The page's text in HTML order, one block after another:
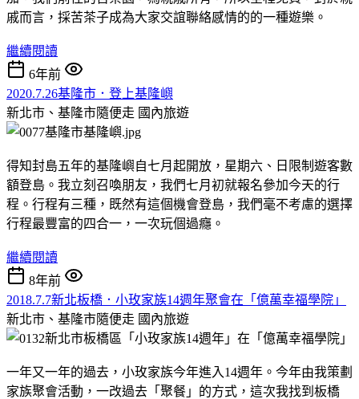
戚而言，採苦茶子成為大家交誼聯絡感情的的一種遊樂。
繼續閱讀
6年前
2020.7.26基隆市．登上基隆嶼
新北市、基隆市隨便走 國內旅遊
得知封島五年的基隆嶼自七月起開放，星期六、日限制遊客數
額登島。我立刻召喚朋友，我們七月初就報名參加今天的行
程。行程有三種，既然有這個機會登島，我們毫不考慮的選擇
行程最豐富的四合一，一次玩個過癮。
繼續閱讀
8年前
2018.7.7新北板橋．小玫家族14週年聚會在「億萬幸福學院」
新北市、基隆市隨便走 國內旅遊
一年又一年的過去，小玫家族今年進入14週年。今年由我策劃
家族聚會活動，一改過去「聚餐」的方式，這次我找到板橋